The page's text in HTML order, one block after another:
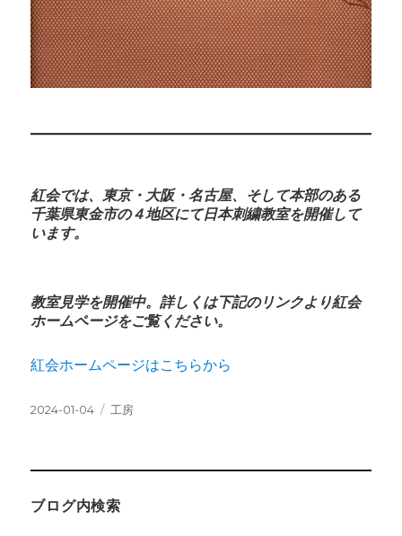
紅会では、東京・大阪・名古屋、そして本部のある
千葉県東金市の４地区にて日本刺繍教室を開催して
います。
教室見学を開催中。詳しくは下記のリンクより紅会
ホームページをご覧ください。
紅会ホームページはこちらから
投
2024-01-04
カ
工房
ブログ内検索